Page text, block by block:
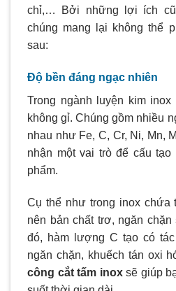
chỉ,… Bởi những lợi ích
chúng mang lại không thể
sau:
Độ bền đáng ngạc nhiên
Trong ngành luyện kim
không gỉ. Chúng gồm nhiều
nhau như Fe, C, Cr, Ni, Mn,
nhận một vai trò để cấu
phẩm.
Cụ thể như trong inox chứa
nên bản chất trơ, ngăn
đó, hàm lượng C tạo có
ngăn chặn, khuếch tán oxi
công cắt tấm inoxsẽ giúp